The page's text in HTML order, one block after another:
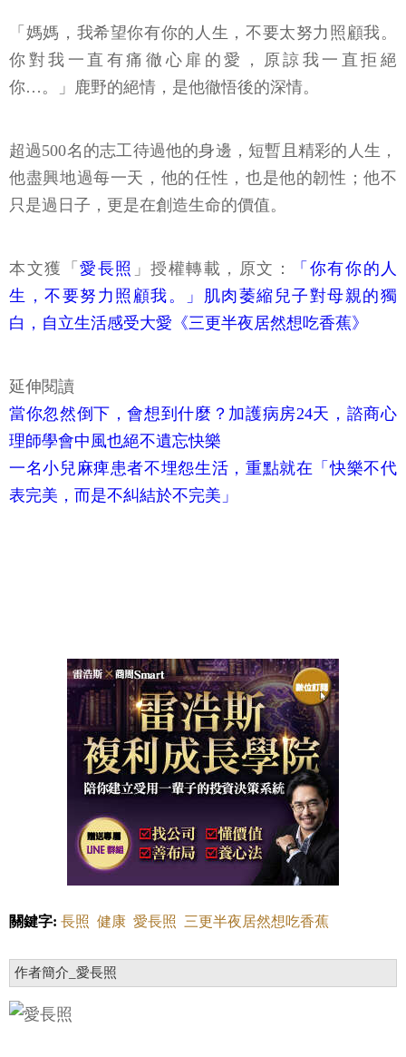
「媽媽，我希望你有你的人生，不要太努力照顧我。
你對我一直有痛徹心扉的愛，原諒我一直拒絕
你…。」鹿野的絕情，是他徹悟後的深情。
超過500名的志工待過他的身邊，短暫且精彩的人生，
他盡興地過每一天，他的任性，也是他的韌性；他不
只是過日子，更是在創造生命的價值。
本文獲「愛長照 」授權轉載，原文：
「你有你的人
生，不要努力照顧我。」肌肉萎縮兒子對母親的獨
白，自立生活感受大愛《三更半夜居然想吃香蕉》
延伸閱讀
當你忽然倒下，會想到什麼？加護病房24天，諮商心
理師學會中風也絕不遺忘快樂
一名小兒麻痺患者不埋怨生活，重點就在「快樂不代
表完美，而是不糾結於不完美」
關鍵字: 長照 健康 愛長照 三更半夜居然想吃香蕉
作者簡介_愛長照